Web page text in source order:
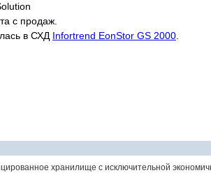
с продаж.
в СХД Infortrend EonStor GS 2000
хранилище с исключительной